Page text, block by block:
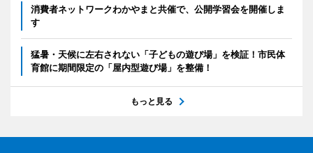
消費者ネットワークわかやまと共催で、公開学習会を開催しま
す
猛暑・天候に左右されない「子どもの遊び場」を検証！市民体
育館に期間限定の「屋内型遊び場」を整備！
もっと見る